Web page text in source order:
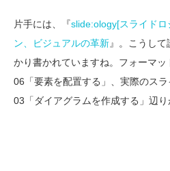
片手には、『slide:ology[スライド
ン、ビジュアルの革新』。こうし
かり書かれていますね。フォーマ
06「要素を配置する」、実際のス
03「ダイアグラムを作成する」辺り